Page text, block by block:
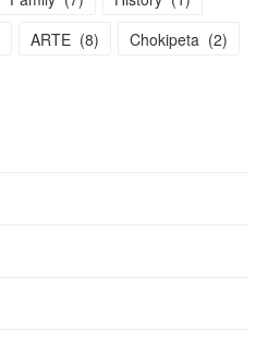
ARTE (8) Chokipeta (2)